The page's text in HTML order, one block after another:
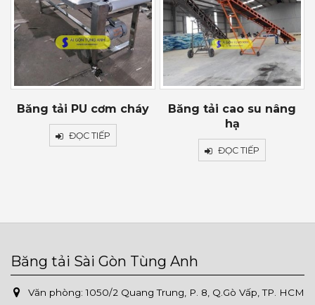
Băng tải PU cơm cháy
ĐỌC TIẾP
Băng tải cao su nâng
hạ
ĐỌC TIẾP
Băng tải Sài Gòn Tùng Anh
Văn phòng: 1050/2 Quang Trung, P. 8, Q.Gò Vấp, TP. HCM